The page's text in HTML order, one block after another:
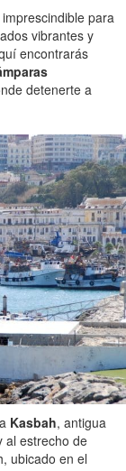
para
vibrantes y
encontrarás
detenerte a
Kasbah, antigua
al estrecho de
ubicado en el